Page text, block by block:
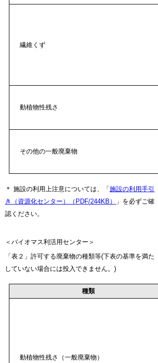
繊維くず
動植物性残さ
その他の一般廃棄物
＊ 施設の利用上注意については、「 施設の利用手引
き（資源化センター）（PDF/244KB）
」を必ずご確
認ください。
＜バイオマス利活用センター＞
「表２」許可する廃棄物の種類等(下表の基準を満た
していない場合には投入できません。)
種類
動植物性残さ（一般廃棄物）